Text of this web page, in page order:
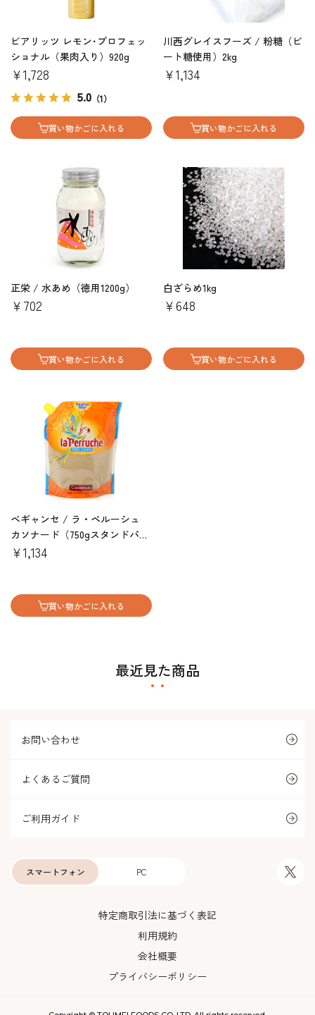
ビアリッツ レモン･プロフェッ
ショナル（果肉入り）920g
￥1,728
5.0 （1）
買い物かごに入れる
川西グレイスフーズ / 粉糖（ビ
ート糖使用）2kg
￥1,134
買い物かごに入れる
正栄 / 水あめ（徳用1200g）
￥702
買い物かごに入れる
白ざらめ1kg
￥648
買い物かごに入れる
ベギャンセ / ラ・ペルーシュ
カソナード（750gスタンドパッ
ク）
￥1,134
買い物かごに入れる
最近見た商品
お問い合わせ
よくあるご質問
ご利用ガイド
PC
スマートフォン
特定商取引法に基づく表記
利用規約
会社概要
プライバシーポリシー